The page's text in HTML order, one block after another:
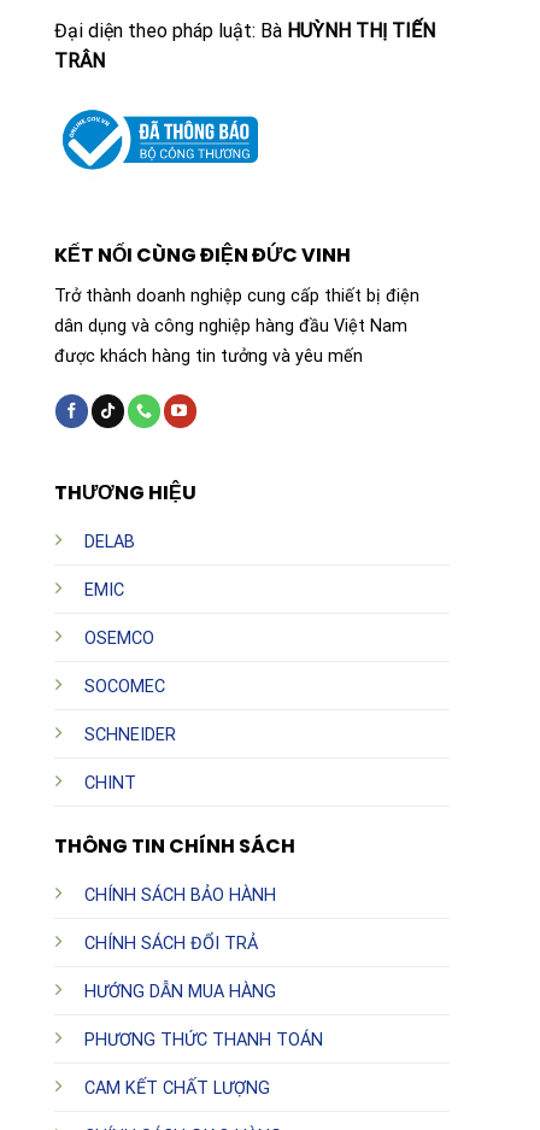
Đại diện theo pháp luật: Bà HUỲNH THỊ TIẾN
TRÂN
THƯƠNG HIỆU
DELAB
EMIC
OSEMCO
SOCOMEC
SCHNEIDER
CHINT
THÔNG TIN CHÍNH SÁCH
CHÍNH SÁCH BẢO HÀNH
CHÍNH SÁCH ĐỔI TRẢ
HƯỚNG DẪN MUA HÀNG
PHƯƠNG THỨC THANH TOÁN
CAM KẾT CHẤT LƯỢNG
KẾT NỐI CÙNG ĐIỆN ĐỨC VINH
Trở thành doanh nghiệp cung cấp thiết bị điện
dân dụng và công nghiệp hàng đầu Việt Nam
được khách hàng tin tưởng và yêu mến